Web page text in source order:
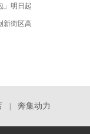
」明日起
新街区高
奔集动力